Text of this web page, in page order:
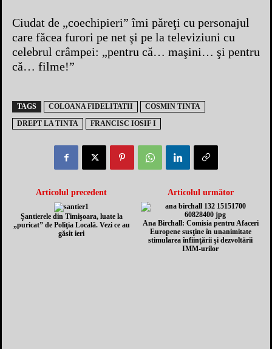
Ciudat de „coechipieri” îmi păreţi cu personajul
care făcea furori pe net şi pe la televiziuni cu
celebrul crâmpei: „pentru că… maşini… şi pentru
că… filme!”
TAGS COLOANA FIDELITATII
COSMIN TINTA
DREPT LA TINTA
FRANCISC IOSIF I
Articolul precedent
Şantierele din Timişoara, luate la
„puricat” de Poliţia Locală. Vezi ce au
găsit ieri
Articolul următor
Ana Birchall: Comisia pentru Afaceri
Europene susţine în unanimitate
stimularea înfiinţării şi dezvoltării
IMM-urilor